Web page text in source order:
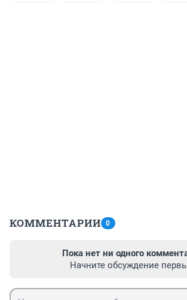
КОММЕНТАРИИ 0
Пока нет ни одного
Начните обсуждение